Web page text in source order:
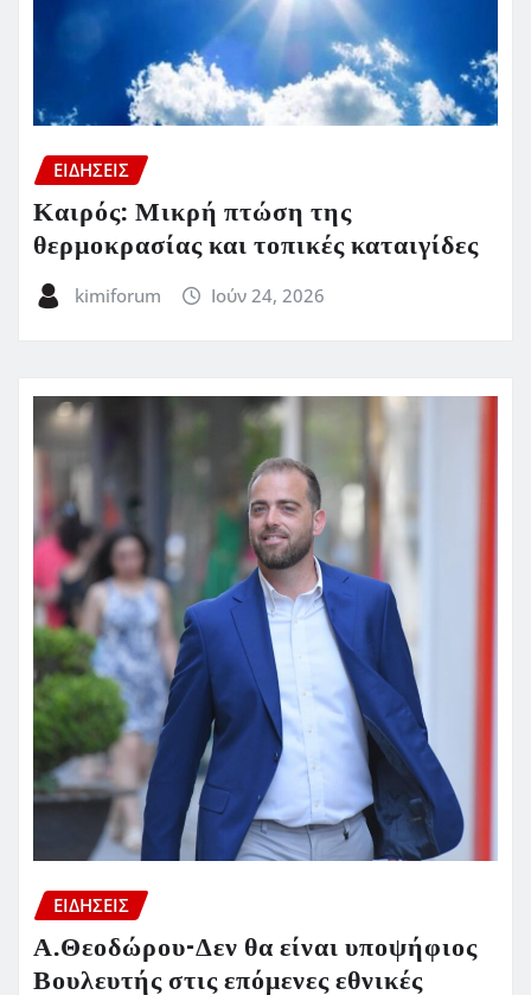
ΕΙΔΗΣΕΙΣ
Καιρός: Μικρή πτώση της
θερμοκρασίας και τοπικές καταιγίδες
kimiforum Ιούν 24, 2026
ΕΙΔΗΣΕΙΣ
Α.Θεοδώρου-Δεν θα είναι υποψήφιος
Βουλευτής στις επόμενες εθνικές